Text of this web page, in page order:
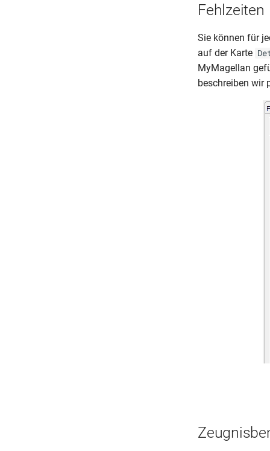
Fehlzeiten
Sie können für
auf der Karte
MyMagellan
beschreiben wir